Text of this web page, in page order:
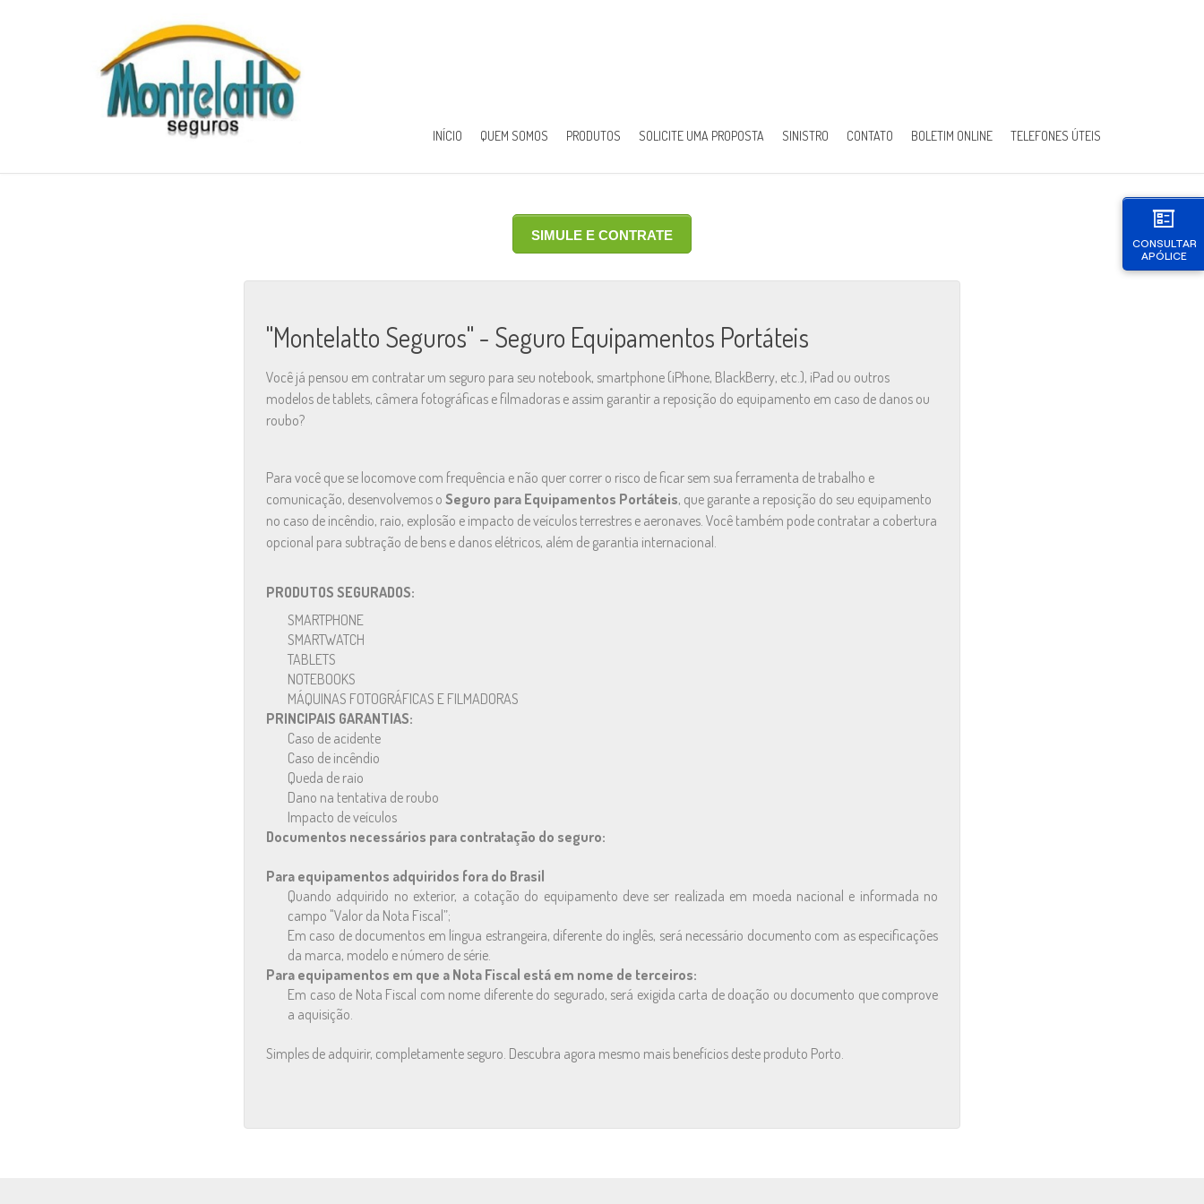
CONSULTAR
APÓLICE
INÍCIO QUEM SOMOS PRODUTOS SOLICITE UMA PROPOSTA SINISTRO CONTATO BOLETIM ONLINE TELEFONES ÚTEIS
SIMULE E CONTRATE
"Montelatto Seguros" - Seguro Equipamentos Portáteis
Você já pensou em contratar um seguro para seu notebook, smartphone (iPhone, BlackBerry, etc.), iPad ou outros
modelos de tablets, câmera fotográficas e filmadoras e assim garantir a reposição do equipamento em caso de danos ou
roubo?
Para você que se locomove com frequência e não quer correr o risco de ficar sem sua ferramenta de trabalho e
comunicação, desenvolvemos o Seguro para Equipamentos Portáteis, que garante a reposição do seu equipamento
no caso de incêndio, raio, explosão e impacto de veículos terrestres e aeronaves. Você também pode contratar a cobertura
opcional para subtração de bens e danos elétricos, além de garantia internacional.
PRODUTOS SEGURADOS:
SMARTPHONE
SMARTWATCH
TABLETS
NOTEBOOKS
MÁQUINAS FOTOGRÁFICAS E FILMADORAS
PRINCIPAIS GARANTIAS:
Caso de acidente
Caso de incêndio
Queda de raio
Dano na tentativa de roubo
Impacto de veículos
Documentos necessários para contratação do seguro:
Para equipamentos adquiridos fora do Brasil
Quando adquirido no exterior, a cotação do equipamento deve ser realizada em moeda nacional e informada no
campo "Valor da Nota Fiscal”;
Em caso de documentos em língua estrangeira, diferente do inglês, será necessário documento com as especificações
da marca, modelo e número de série.
Para equipamentos em que a Nota Fiscal está em nome de terceiros:
Em caso de Nota Fiscal com nome diferente do segurado, será exigida carta de doação ou documento que comprove
a aquisição.
Simples de adquirir, completamente seguro. Descubra agora mesmo mais benefícios deste produto Porto.